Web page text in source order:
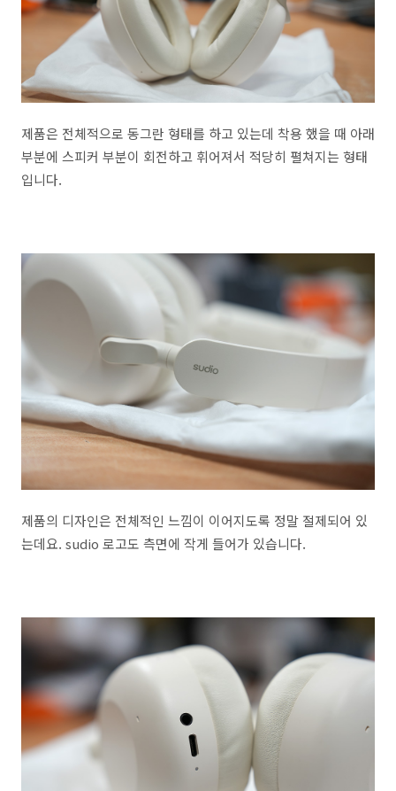
제품은 전체적으로 동그란 형태를 하고 있는데 착용 했을 때 아래
부분에 스피커 부분이 회전하고 휘어져서 적당히 펼쳐지는 형태
입니다.
제품의 디자인은 전체적인 느낌이 이어지도록 정말 절제되어 있
는데요. sudio 로고도 측면에 작게 들어가 있습니다.